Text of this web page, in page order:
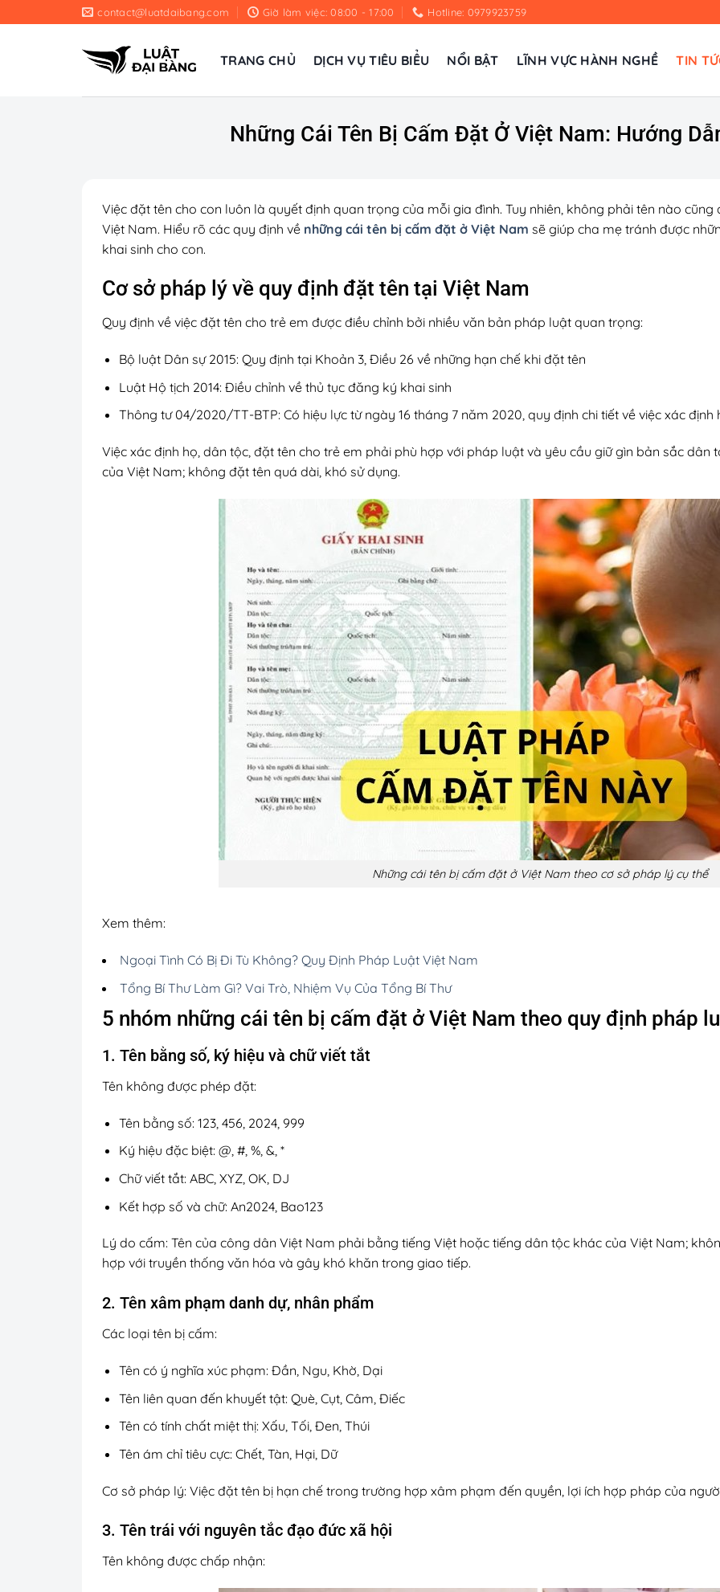
đến
contact@luatdaibang.com Giờ làm việc: 08:00 - 17:00 Hotline: 0979923759
TRANG CHỦ DỊCH VỤ TIÊU BIỂU NỔI BẬT LĨNH VỰC HÀNH NGHỀ TIN
Những Cái Tên Bị Cấm Đặt Ở Việt Nam: Hướng
Việc đặt tên cho con luôn là quyết định quan trọng của mỗi gia đình. Tuy nhiên, không phải tên nào
Việt Nam. Hiểu rõ các quy định về những cái tên bị cấm đặt ở Việt Nam sẽ giúp cha mẹ tránh được
khai sinh cho con.
Cơ sở pháp lý về quy định đặt tên tại Việt Nam
Quy định về việc đặt tên cho trẻ em được điều chỉnh bởi nhiều văn bản pháp luật quan trọng:
Bộ luật Dân sự 2015: Quy định tại Khoản 3, Điều 26 về những hạn chế khi đặt tên
Luật Hộ tịch 2014: Điều chỉnh về thủ tục đăng ký khai sinh
Thông tư 04/2020/TT-BTP: Có hiệu lực từ ngày 16 tháng 7 năm 2020, quy định chi tiết về việc xác
Việc xác định họ, dân tộc, đặt tên cho trẻ em phải phù hợp với pháp luật và yêu cầu giữ gìn bản sắc
của Việt Nam; không đặt tên quá dài, khó sử dụng.
Những cái tên bị cấm đặt ở Việt Nam theo cơ sở pháp lý cụ thể
Xem thêm:
Ngoại Tình Có Bị Đi Tù Không? Quy Định Pháp Luật Việt Nam
Tổng Bí Thư Làm Gì? Vai Trò, Nhiệm Vụ Của Tổng Bí Thư
5 nhóm những cái tên bị cấm đặt ở Việt Nam theo quy định pháp
1. Tên bằng số, ký hiệu và chữ viết tắt
Tên không được phép đặt:
Tên bằng số: 123, 456, 2024, 999
Ký hiệu đặc biệt: @, #, %, &, *
Chữ viết tắt: ABC, XYZ, OK, DJ
Kết hợp số và chữ: An2024, Bao123
Lý do cấm: Tên của công dân Việt Nam phải bằng tiếng Việt hoặc tiếng dân tộc khác của Việt Nam;
hợp với truyền thống văn hóa và gây khó khăn trong giao tiếp.
2. Tên xâm phạm danh dự, nhân phẩm
Các loại tên bị cấm:
Tên có ý nghĩa xúc phạm: Đần, Ngu, Khờ, Dại
Tên liên quan đến khuyết tật: Què, Cụt, Câm, Điếc
Tên có tính chất miệt thị: Xấu, Tối, Đen, Thúi
Tên ám chỉ tiêu cực: Chết, Tàn, Hại, Dữ
Cơ sở pháp lý: Việc đặt tên bị hạn chế trong trường hợp xâm phạm đến quyền, lợi ích hợp pháp của
3. Tên trái với nguyên tắc đạo đức xã hội
Tên không được chấp nhận: